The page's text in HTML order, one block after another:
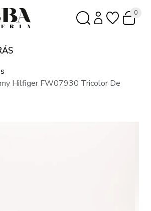
0
Hilfiger FW07930 Tricolor De